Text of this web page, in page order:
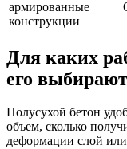
армированные
конструкции
Для каких
его
Полусухой бетон
объем, сколько
деформации слой или